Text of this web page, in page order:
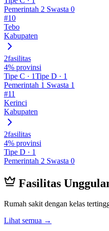
Pemerintah 2 Swasta 0
#10
Tebo
Kabupaten
2fasilitas
4% provinsi
Tipe C · 1Tipe D · 1
Pemerintah 1 Swasta 1
#11
Kerinci
Kabupaten
2fasilitas
4% provinsi
Tipe D · 1
Pemerintah 2 Swasta 0
Fasilitas
Rumah sakit dengan kelas
Lihat semua →